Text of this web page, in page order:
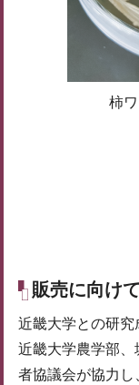
柿
販売に向けて
近畿大学との研究
近畿大学農学部
者協議会が協力し